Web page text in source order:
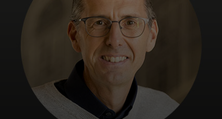
Dla innowatorów
Aktualności i trendy